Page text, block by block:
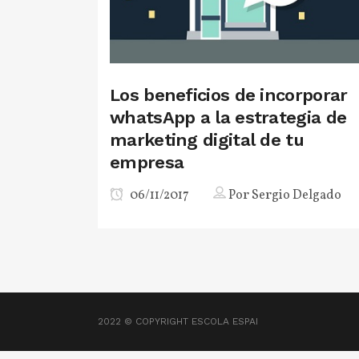
Los beneficios de incorporar
whatsApp a la estrategia de
marketing digital de tu
empresa
06/11/2017 PorSergio Delgado
2022 © COPYRIGHT ESCOLA ESPAI